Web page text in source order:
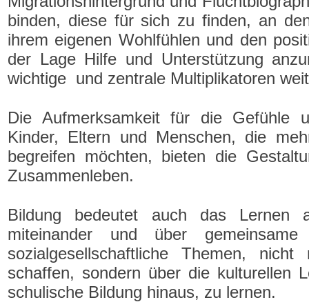
binden, diese für sich zu finden, an
ihrem eigenen Wohlfühlen und den
der Lage Hilfe und Unterstützung
wichtige und zentrale Multiplikatoren
Die Aufmerksamkeit für die Gefühle
Kinder, Eltern und Menschen, die
begreifen möchten, bieten die
Zusammenleben.
Bildung bedeutet auch das Lernen
miteinander und über
sozialgesellschaftliche Themen,
schaffen, sondern über die kulturellen
schulische Bildung hinaus, zu lernen.